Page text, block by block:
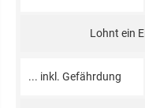
... inkl. Ge­fähr­dung